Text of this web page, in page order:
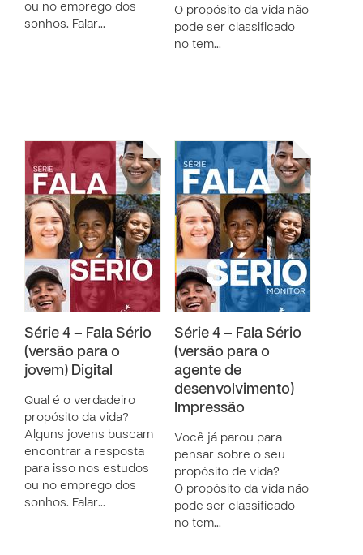
ou no emprego dos
sonhos. Falar…
O propósito da vida não
pode ser classificado
no tem…
Série 4 – Fala Sério
(versão para o
jovem) Digital
Qual é o verdadeiro
propósito da vida?
Alguns jovens buscam
encontrar a resposta
para isso nos estudos
ou no emprego dos
sonhos. Falar…
Série 4 – Fala Sério
(versão para o
agente de
desenvolvimento)
Impressão
Você já parou para
pensar sobre o seu
propósito de vida?
O propósito da vida não
pode ser classificado
no tem…